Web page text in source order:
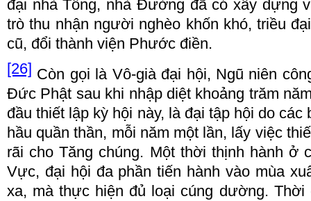
đại nhàTống, nhà Đường đã có xây dựng
trò thu nhận người nghèo khốn khó, triều đạ
cũ, đổi thành viện Phước điền.
[26] Còn gọi làVô-già đại hội, Ngũ niên
Đức Phật sau khi nhập diệt khoảng trăm nă
đầu thiết lập kỳ hội này, là đại tập hội do các
hầu quần thần, mỗi năm một lần, lấy việc thiế
rãi cho Tăng chúng. Một thời thịnh hành ở
Vực, đại hội đa phần tiến hành vào mùa x
xa, màthực hiện đủ loại cúng dường. Thời